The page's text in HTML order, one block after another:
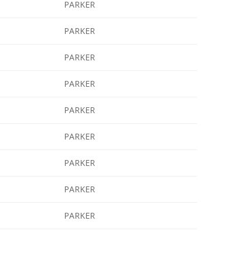
PARKER
PARKER
PARKER
PARKER
PARKER
PARKER
PARKER
PARKER
PARKER